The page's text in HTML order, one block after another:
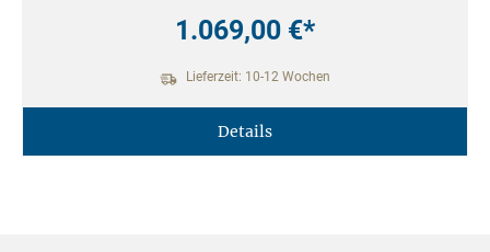
1.069,00 €*
Lieferzeit: 10-12 Wochen
Details